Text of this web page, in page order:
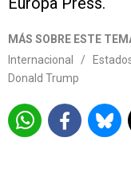
MÁS SOBRE ESTE
Internacional
/
Donald Trump